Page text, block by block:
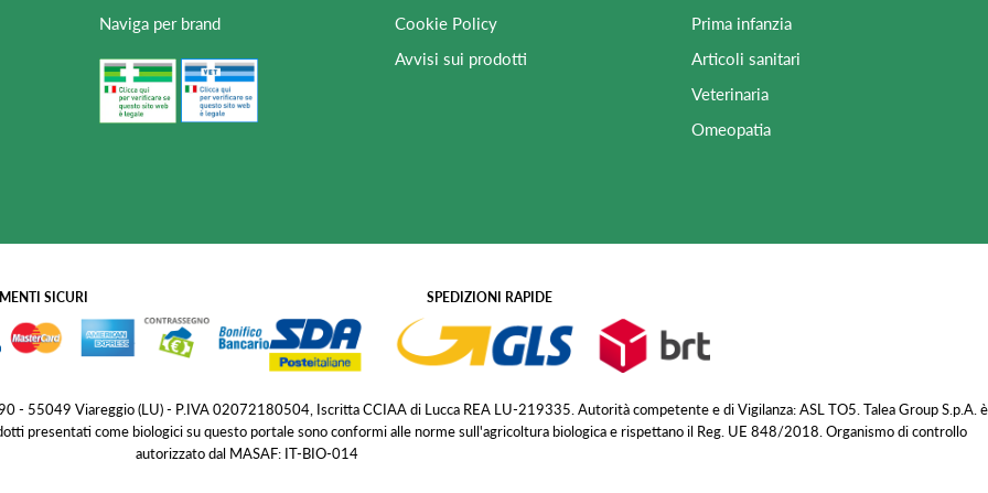
Naviga per brand
Cookie Policy
Avvisi sui prodotti
Prima infanzia
Articoli sanitari
Veterinaria
Omeopatia
SICURI SPEDIZIONI RAPIDE
- 55049 Viareggio (LU) - P.IVA 02072180504, Iscritta CCIAA di Lucca REA LU-219335. Autorità competente e di Vigilanza: ASL TO5. Talea Group S.p.A. è
presentati come biologici su questo portale sono conformi alle norme sull'agricoltura biologica e rispettano il Reg. UE 848/2018. Organismo di controllo
autorizzato dal MASAF: IT-BIO-014